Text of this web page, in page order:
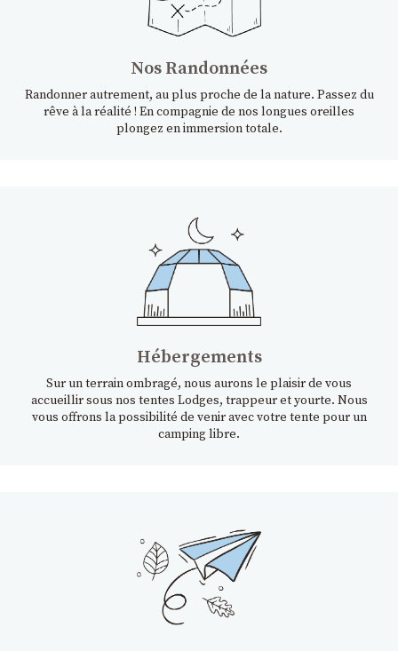
Nos Randonnées
Randonner autrement, au plus proche de la nature. Passez du
rêve à la réalité ! En compagnie de nos longues oreilles
plongez en immersion totale.
Hébergements
Sur un terrain ombragé, nous aurons le plaisir de vous
accueillir sous nos tentes Lodges, trappeur et yourte. Nous
vous offrons la possibilité de venir avec votre tente pour un
camping libre.